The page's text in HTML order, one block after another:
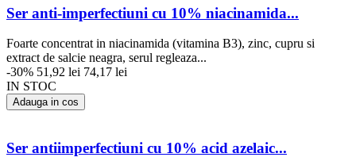
Ser anti-imperfectiuni cu 10% niacinamida...
Foarte concentrat in niacinamida (vitamina B3), zinc, cupru si
extract de salcie neagra, serul regleaza...
-30% 51,92 lei 74,17 lei
IN STOC
Adauga in cos
Ser antiimperfectiuni cu 10% acid azelaic...